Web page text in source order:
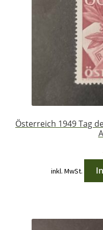
Österreich 1949 Tag
inkl. MwSt.